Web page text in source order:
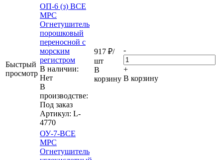
Быстрый
просмотр
ОП-6 (з) ВСЕ
МРС
Огнетушитель
порошковый
переносной с
морским
регистром
В наличии:
Нет
В
производстве:
Под заказ
Артикул: L-
4770
917 ₽/
шт
В
корзину
-
+
В корзину
ОУ-7-ВСЕ
МРС
Огнетушитель